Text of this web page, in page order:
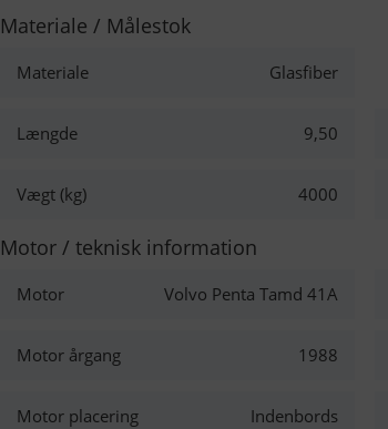
Materiale / Målestok
Materiale Glasfiber
Længde 9,50
Vægt (kg) 4000
Motor / teknisk information
Motor Volvo Penta Tamd 41A
Motor årgang 1988
Motor placering Indenbords